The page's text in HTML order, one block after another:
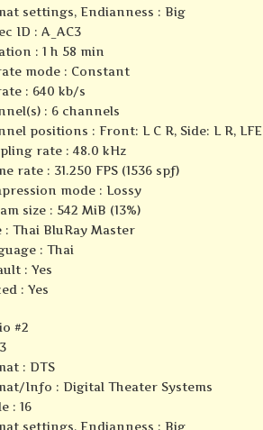
settings, Endianness : Big
ID : A_AC3
: 1 h 58 min
mode : Constant
: 640 kb/s
: 6 channels
positions : Front: L C R, Side: L R, LFE
rate : 48.0 kHz
rate : 31.250 FPS (1536 spf)
mode : Lossy
size : 542 MiB (13%)
: Thai BluRay Master
: Thai
: Yes
: Yes
#2
: DTS
Info : Digital Theater Systems
: 16
settings, Endianness : Big